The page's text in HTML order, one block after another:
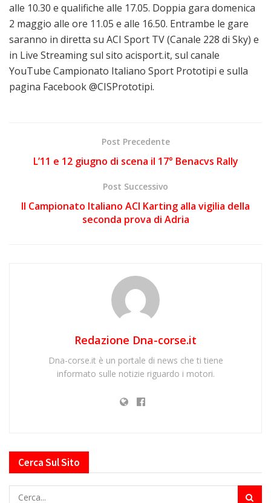
alle 10.30 e qualifiche alle 17.05. Doppia gara domenica
2 maggio alle ore 11.05 e alle 16.50. Entrambe le gare
saranno in diretta su ACI Sport TV (Canale 228 di Sky) e
in Live Streaming sul sito acisport.it, sul canale
YouTube Campionato Italiano Sport Prototipi e sulla
pagina Facebook @CISPrototipi.
Post Precedente
L’11 e 12 giugno di scena il 17° Benacvs Rally
Post Successivo
Il Campionato Italiano ACI Karting alla vigilia della
seconda prova di Adria
Redazione Dna-corse.it
Dna-corse.it è un portale di news che ti tiene
informato sulle notizie riguardo i motori.
Cerca Sul Sito